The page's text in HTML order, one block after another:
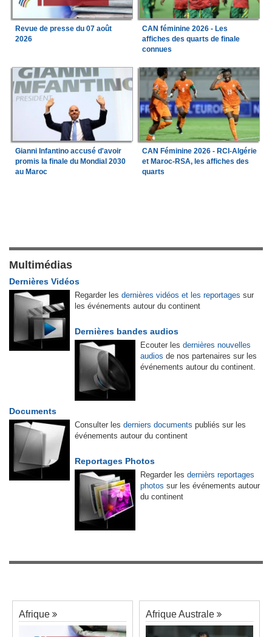
Revue de presse du 07 août
2026
CAN féminine 2026 - Les
affiches des quarts de finale
connues
Gianni Infantino accusé d'avoir
promis la finale du Mondial 2030
au Maroc
CAN Féminine 2026 - RCI-Algérie
et Maroc-RSA, les affiches des
quarts
Multimédias
Dernières Vidéos
Regarder les dernières vidéos et les reportages sur
les événements autour du continent
Dernières bandes audios
Ecouter les dernières nouvelles
audios de nos partenaires sur les
événements autour du continent.
Documents
Consulter les derniers documents publiés sur les
événements autour du continent
Reportages Photos
Regarder les dernièrs reportages
photos sur les événements autour
du continent
Afrique Afrique Australe